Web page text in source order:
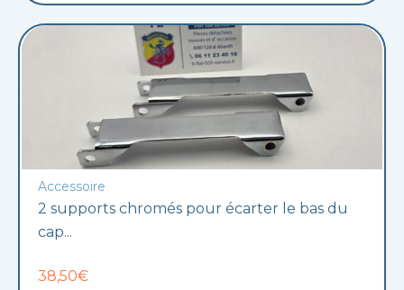
Accessoire
2 supports chromés pour écarter le bas du
cap...
38,50€